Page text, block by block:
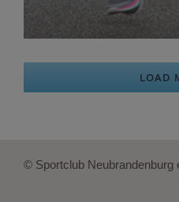
LOAD
© Sportclub Neubrandenburg